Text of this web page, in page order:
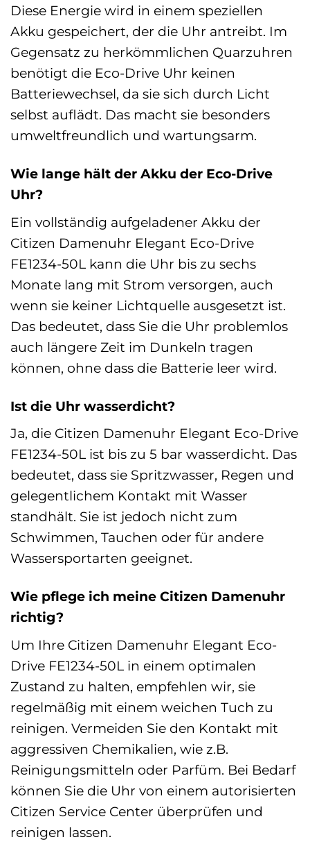
Diese Energie wird in einem speziellen
Akku gespeichert, der die Uhr antreibt. Im
Gegensatz zu herkömmlichen Quarzuhren
benötigt die Eco-Drive Uhr keinen
Batteriewechsel, da sie sich durch Licht
selbst auflädt. Das macht sie besonders
umweltfreundlich und wartungsarm.
Wie lange hält der Akku der Eco-Drive
Uhr?
Ein vollständig aufgeladener Akku der
Citizen Damenuhr Elegant Eco-Drive
FE1234-50L kann die Uhr bis zu sechs
Monate lang mit Strom versorgen, auch
wenn sie keiner Lichtquelle ausgesetzt ist.
Das bedeutet, dass Sie die Uhr problemlos
auch längere Zeit im Dunkeln tragen
können, ohne dass die Batterie leer wird.
Ist die Uhr wasserdicht?
Ja, die Citizen Damenuhr Elegant Eco-Drive
FE1234-50L ist bis zu 5 bar wasserdicht. Das
bedeutet, dass sie Spritzwasser, Regen und
gelegentlichem Kontakt mit Wasser
standhält. Sie ist jedoch nicht zum
Schwimmen, Tauchen oder für andere
Wassersportarten geeignet.
Wie pflege ich meine Citizen Damenuhr
richtig?
Um Ihre Citizen Damenuhr Elegant Eco-
Drive FE1234-50L in einem optimalen
Zustand zu halten, empfehlen wir, sie
regelmäßig mit einem weichen Tuch zu
reinigen. Vermeiden Sie den Kontakt mit
aggressiven Chemikalien, wie z.B.
Reinigungsmitteln oder Parfüm. Bei Bedarf
können Sie die Uhr von einem autorisierten
Citizen Service Center überprüfen und
reinigen lassen.